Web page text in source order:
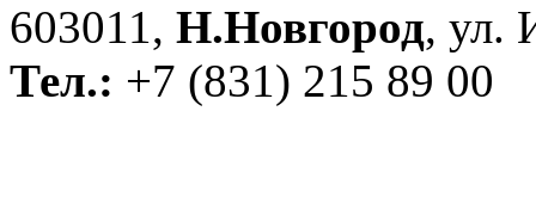
603011, Н.Новгород, ул.
Тел.: +7 (831) 215 89 00